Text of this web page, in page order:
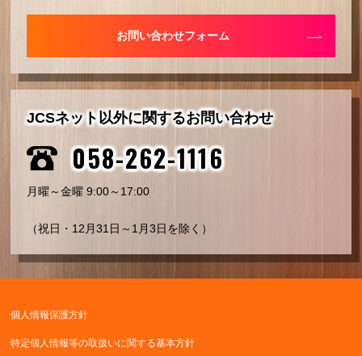
お問い合わせフォーム
JCSネット以外に関するお問い合わせ
058-262-1116
月曜～金曜 9:00～17:00
（祝日・12月31日～1月3日を除く）
個人情報保護方針
特定個人情報等の取扱いに関する基本方針